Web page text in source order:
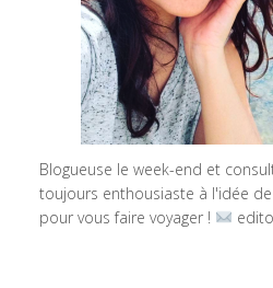
Blogueuse le week-end et
toujours enthousiaste à l'idée
pour vous faire voyager !